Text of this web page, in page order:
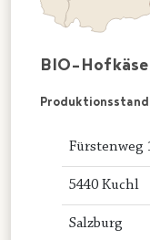
BIO-
Fürstenweg
5440 Kuchl
Salzburg